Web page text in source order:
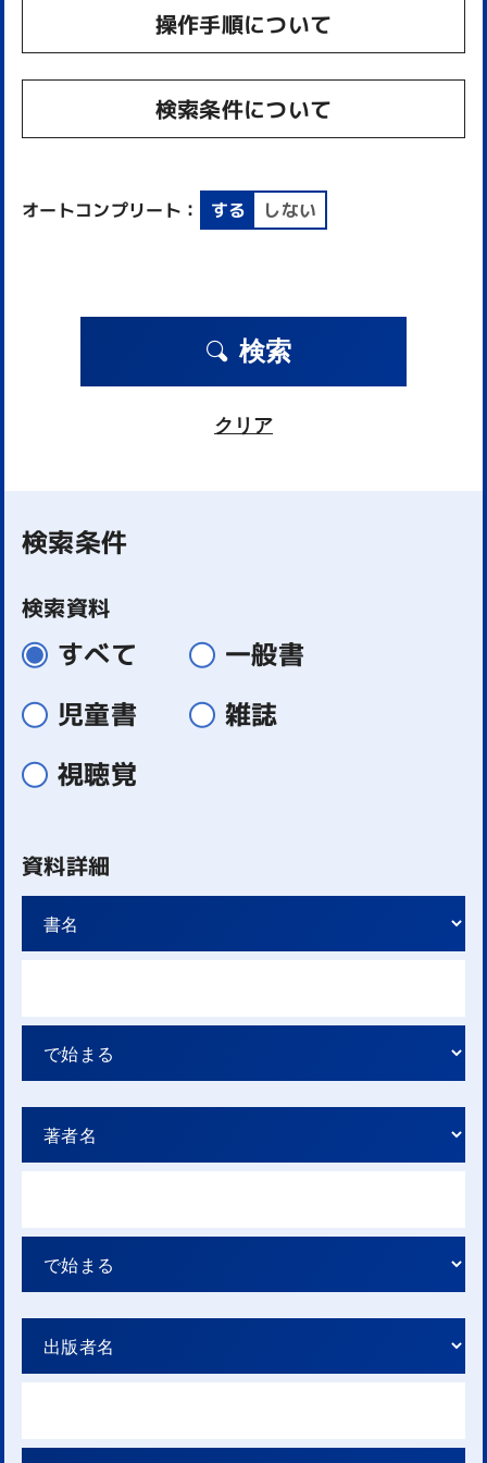
操作手順について
検索条件について
オートコンプリート： する しない
検索
クリア
検索条件
検索資料
すべて
一般書
児童書
雑誌
視聴覚
資料詳細